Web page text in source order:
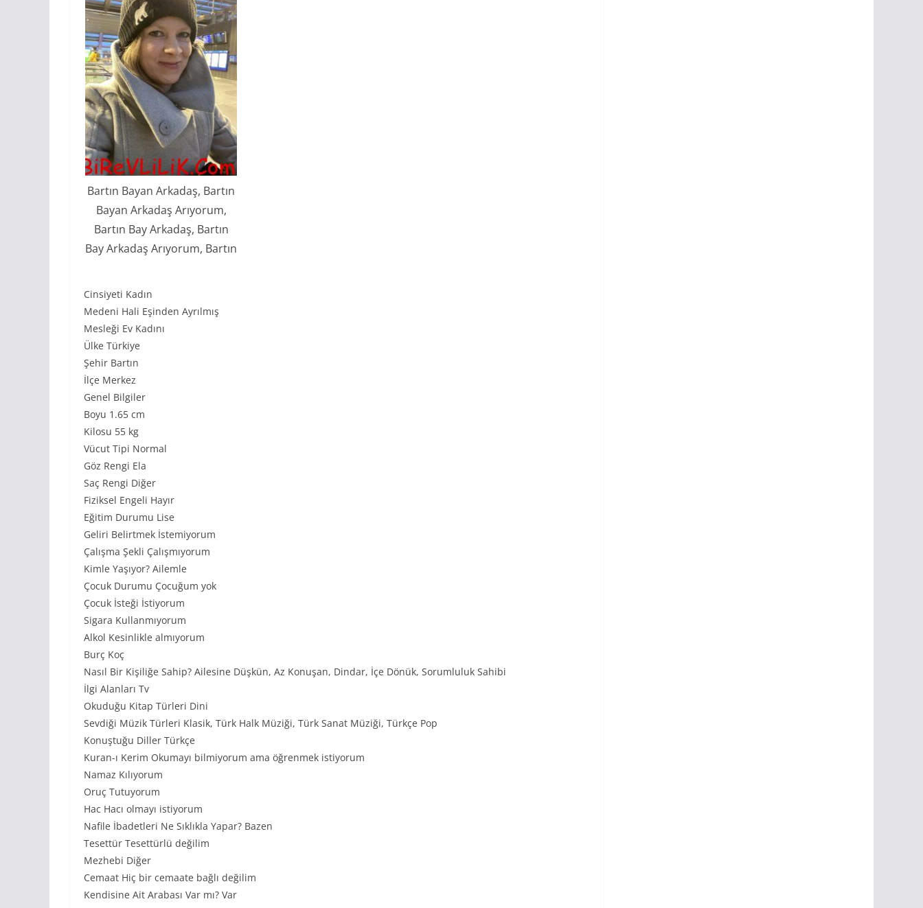
Bartın Bayan Arkadaş, Bartın
Bayan Arkadaş Arıyorum,
Bartın Bay Arkadaş, Bartın
Bay Arkadaş Arıyorum, Bartın
Cinsiyeti Kadın
Medeni Hali Eşinden Ayrılmış
Mesleği Ev Kadını
Ülke Türkiye
Şehir Bartın
İlçe Merkez
Genel Bilgiler
Boyu 1.65 cm
Kilosu 55 kg
Vücut Tipi Normal
Göz Rengi Ela
Saç Rengi Diğer
Fiziksel Engeli Hayır
Eğitim Durumu Lise
Geliri Belirtmek İstemiyorum
Çalışma Şekli Çalışmıyorum
Kimle Yaşıyor? Ailemle
Çocuk Durumu Çocuğum yok
Çocuk İsteği İstiyorum
Sigara Kullanmıyorum
Alkol Kesinlikle almıyorum
Burç Koç
Nasıl Bir Kişiliğe Sahip? Ailesine Düşkün, Az Konuşan, Dindar, İçe Dönük, Sorumluluk Sahibi
İlgi Alanları Tv
Okuduğu Kitap Türleri Dini
Sevdiği Müzik Türleri Klasik, Türk Halk Müziği, Türk Sanat Müziği, Türkçe Pop
Konuştuğu Diller Türkçe
Kuran-ı Kerim Okumayı bilmiyorum ama öğrenmek istiyorum
Namaz Kılıyorum
Oruç Tutuyorum
Hac Hacı olmayı istiyorum
Nafile İbadetleri Ne Sıklıkla Yapar? Bazen
Tesettür Tesettürlü değilim
Mezhebi Diğer
Cemaat Hiç bir cemaate bağlı değilim
Kendisine Ait Arabası Var mı? Var